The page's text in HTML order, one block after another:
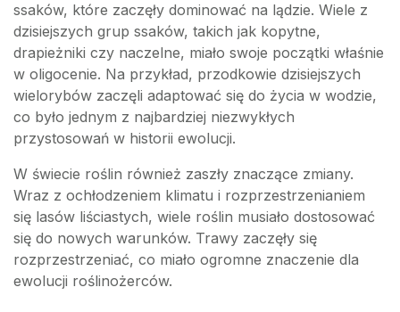
ssaków, które zaczęły dominować na lądzie. Wiele z
dzisiejszych grup ssaków, takich jak kopytne,
drapieżniki czy naczelne, miało swoje początki właśnie
w oligocenie. Na przykład, przodkowie dzisiejszych
wielorybów zaczęli adaptować się do życia w wodzie,
co było jednym z najbardziej niezwykłych
przystosowań w historii ewolucji.
W świecie roślin również zaszły znaczące zmiany.
Wraz z ochłodzeniem klimatu i rozprzestrzenianiem
się lasów liściastych, wiele roślin musiało dostosować
się do nowych warunków. Trawy zaczęły się
rozprzestrzeniać, co miało ogromne znaczenie dla
ewolucji roślinożerców.